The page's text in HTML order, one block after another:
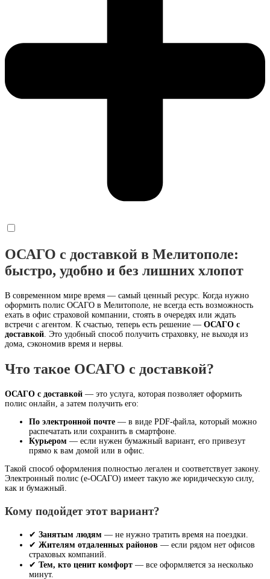
ОСАГО с доставкой в Мелитополе:
быстро, удобно и без лишних хлопот
В современном мире время — самый ценный ресурс. Когда нужно
оформить полис ОСАГО в Мелитополе, не всегда есть возможность
ехать в офис страховой компании, стоять в очередях или ждать
встречи с агентом. К счастью, теперь есть решение — ОСАГО с
доставкой. Это удобный способ получить страховку, не выходя из
дома, сэкономив время и нервы.
Что такое ОСАГО с доставкой?
ОСАГО с доставкой — это услуга, которая позволяет оформить
полис онлайн, а затем получить его:
По электронной почте — в виде PDF-файла, который можно
распечатать или сохранить в смартфоне.
Курьером — если нужен бумажный вариант, его привезут
прямо к вам домой или в офис.
Такой способ оформления полностью легален и соответствует закону.
Электронный полис (е-ОСАГО) имеет такую же юридическую силу,
как и бумажный.
Кому подойдет этот вариант?
✔ Занятым людям — не нужно тратить время на поездки.
✔ Жителям отдаленных районов — если рядом нет офисов
страховых компаний.
✔ Тем, кто ценит комфорт — все оформляется за несколько
минут.